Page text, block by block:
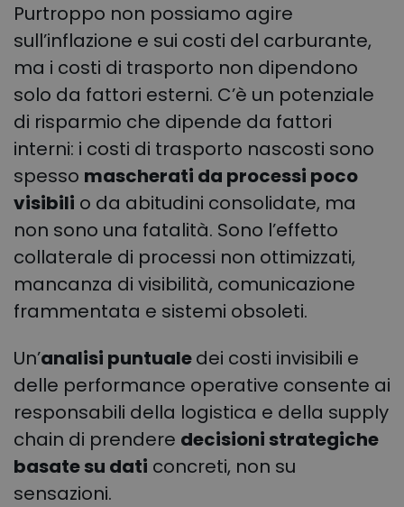
Purtroppo non possiamo agire
sull’inflazione e sui costi del carburante,
ma i costi di trasporto non dipendono
solo da fattori esterni. C’è un potenziale
di risparmio che dipende da fattori
interni: i costi di trasporto nascosti sono
spesso mascherati da processi poco
visibili o da abitudini consolidate, ma
non sono una fatalità. Sono l’effetto
collaterale di processi non ottimizzati,
mancanza di visibilità, comunicazione
frammentata e sistemi obsoleti.
Un’analisi puntualedei costi invisibili e
delle performance operative consente ai
responsabili della logistica e della supply
chain di prendere decisioni strategiche
basate su dati concreti, non su
sensazioni.